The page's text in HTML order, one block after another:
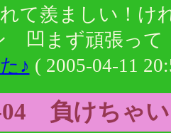
て羨ましい！け
凹まず頑張っ
♪ ( 2005-04-11
04 負けちゃ